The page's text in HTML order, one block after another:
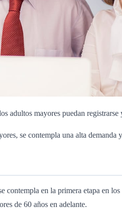
adultos mayores puedan
se contempla una alta
contempla en la primera etapa en
de 60 años en adelante.